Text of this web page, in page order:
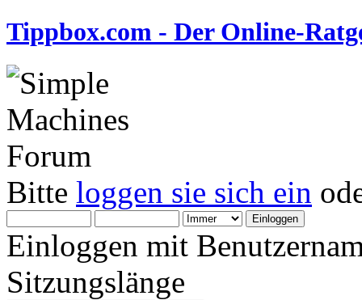
Tippbox.com - Der Online-
Bitte loggen sie sich ein
Einloggen mit
Sitzungslänge